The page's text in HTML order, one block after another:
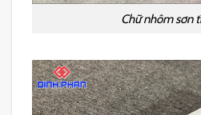
Chữ nhôm sơn